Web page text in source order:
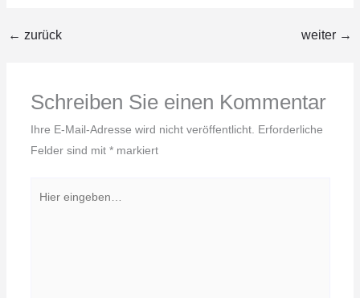
← zurück weiter →
Schreiben Sie einen Kommentar
Ihre E-Mail-Adresse wird nicht veröffentlicht. Erforderliche
Felder sind mit *markiert